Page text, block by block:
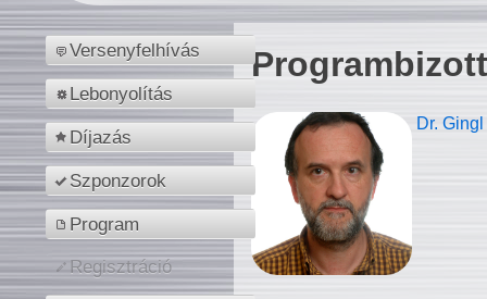
Versenyfelhívás
Lebonyolítás
Díjazás
Szponzorok
Program
Regisztráció
Dr.